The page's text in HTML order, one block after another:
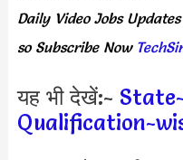
Daily Video Jobs Updates
so Subscribe Now
यह भी देखें:-
Qualification-